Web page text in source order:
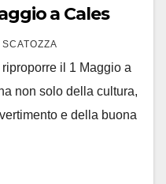
a Cales
il 1 Maggio a
non solo della cultura,
e della buona